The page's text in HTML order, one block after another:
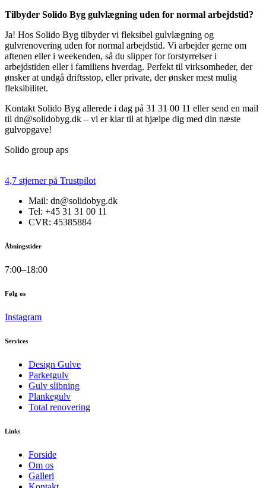
Tilbyder Solido Byg gulvlægning uden for normal arbejdstid?
Ja! Hos Solido Byg tilbyder vi fleksibel gulvlægning og
gulvrenovering uden for normal arbejdstid. Vi arbejder gerne om
aftenen eller i weekenden, så du slipper for forstyrrelser i
arbejdstiden eller i familiens hverdag. Perfekt til virksomheder, der
ønsker at undgå driftsstop, eller private, der ønsker mest mulig
fleksibilitet.
Kontakt Solido Byg allerede i dag på 31 31 00 11 eller send en mail
til dn@solidobyg.dk – vi er klar til at hjælpe dig med din næste
gulvopgave!
Solido group aps
4,7 stjerner på Trustpilot
Mail: dn@solidobyg.dk
Tel: +45 31 31 00 11
CVR: 45385884
Åbningstider
7:00–18:00
Følg os
Instagram
Services
Design Gulve
Parketgulv
Gulv slibning
Plankegulv
Total renovering
Links
Forside
Om os
Galleri